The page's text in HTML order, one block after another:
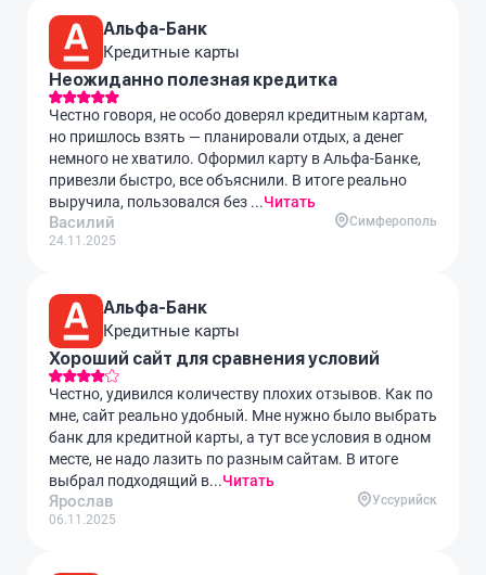
Альфа-Банк
Кредитные карты
Неожиданно полезная кредитка
Честно говоря, не особо доверял кредитным картам,
но пришлось взять — планировали отдых, а денег
немного не хватило. Оформил карту в Альфа-Банке,
привезли быстро, все объяснили. В итоге реально
выручила, пользовался без ...Читать
Василий
24.11.2025
Симферополь
Альфа-Банк
Кредитные карты
Хороший сайт для сравнения условий
Честно, удивился количеству плохих отзывов. Как по
мне, сайт реально удобный. Мне нужно было выбрать
банк для кредитной карты, а тут все условия в одном
месте, не надо лазить по разным сайтам. В итоге
выбрал подходящий в...Читать
Ярослав
06.11.2025
Уссурийск